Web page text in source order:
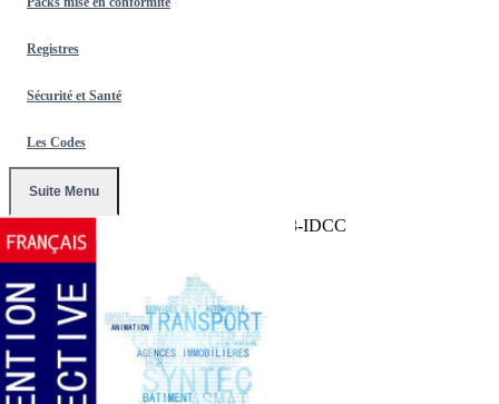
Registres
Sécurité et Santé
Les Codes
Suite Menu
Conventions Collectives 2128-IDCC